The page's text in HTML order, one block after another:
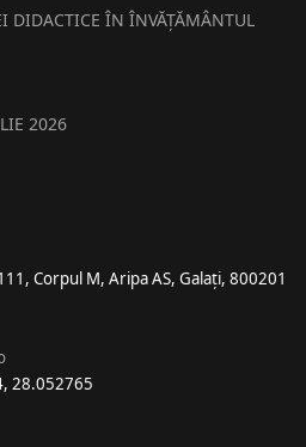
DIDACTICE ÎN ÎNVĂȚĂMÂNTUL
2026
Corpul M, Aripa AS, Galaţi, 800201
28.052765